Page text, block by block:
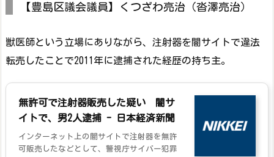
【豊島区議会議員】くつざわ亮治（沓澤亮治）
獣医師という立場にありながら、注射器を闇サイトで違法
転売したことで2011年に逮捕された経歴の持ち主。
無許可で注射器販売した疑い 闇サ
イトで、男2人逮捕 - 日本経済新聞
インターネット上の闇サイトで注射器を無許
可販売したなどとして、警視庁サイバー犯罪